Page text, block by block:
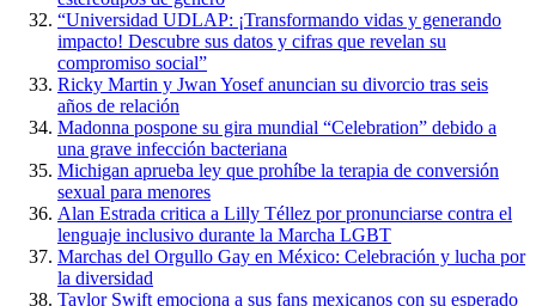
“Universidad UDLAP: ¡Transformando vidas y generando
impacto! Descubre sus datos y cifras que revelan su
compromiso social”
Ricky Martin y Jwan Yosef anuncian su divorcio tras seis
años de relación
Madonna pospone su gira mundial “Celebration” debido a
una grave infección bacteriana
Michigan aprueba ley que prohíbe la terapia de conversión
sexual para menores
Alan Estrada critica a Lilly Téllez por pronunciarse contra el
lenguaje inclusivo durante la Marcha LGBT
Marchas del Orgullo Gay en México: Celebración y lucha por
la diversidad
Taylor Swift emociona a sus fans mexicanos con su esperado